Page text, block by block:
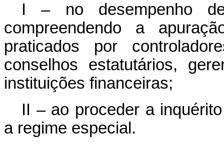
I – no desempenho
compreendendo a
praticados por
conselhos estatutários,
instituições financeiras;
II – ao proceder a
a regime especial.